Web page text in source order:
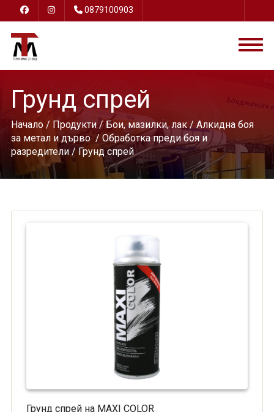
0879100903
Грунд спрей
Начало/ Продукти/Бои, мазилки, лак/ Алкидна боя
за метал и дърво / Обработка преди боя и
разредители/ Грунд спрей
Грунд спрей на MAXI COLOR